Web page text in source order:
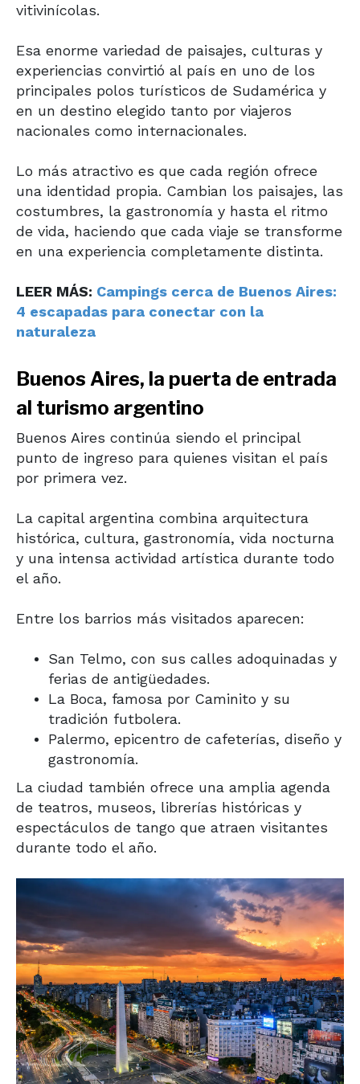
vitivinícolas.
Esa enorme variedad de paisajes, culturas y
experiencias convirtió al país en uno de los
principales polos turísticos de Sudamérica y
en un destino elegido tanto por viajeros
nacionales como internacionales.
Lo más atractivo es que cada región ofrece
una identidad propia. Cambian los paisajes, las
costumbres, la gastronomía y hasta el ritmo
de vida, haciendo que cada viaje se transforme
en una experiencia completamente distinta.
LEER MÁS: Campings cerca de Buenos Aires:
4 escapadas para conectar con la
naturaleza
Buenos Aires, la puerta de entrada
al turismo argentino
Buenos Aires continúa siendo el principal
punto de ingreso para quienes visitan el país
por primera vez.
La capital argentina combina arquitectura
histórica, cultura, gastronomía, vida nocturna
y una intensa actividad artística durante todo
el año.
Entre los barrios más visitados aparecen:
San Telmo, con sus calles adoquinadas y
ferias de antigüedades.
La Boca, famosa por Caminito y su
tradición futbolera.
Palermo, epicentro de cafeterías, diseño y
gastronomía.
La ciudad también ofrece una amplia agenda
de teatros, museos, librerías históricas y
espectáculos de tango que atraen visitantes
durante todo el año.